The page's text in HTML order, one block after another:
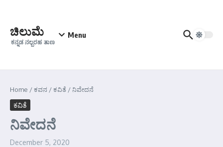
ಚಿಲುಮೆ
ಕನ್ನಡ ನಲ್ಬರಹ ತಾಣ
Menu
Home /ಕವನ /ಕವಿತೆ /ನಿವೇದನೆ
ಕವಿತೆ
ನಿವೇದನೆ
December 5, 2020